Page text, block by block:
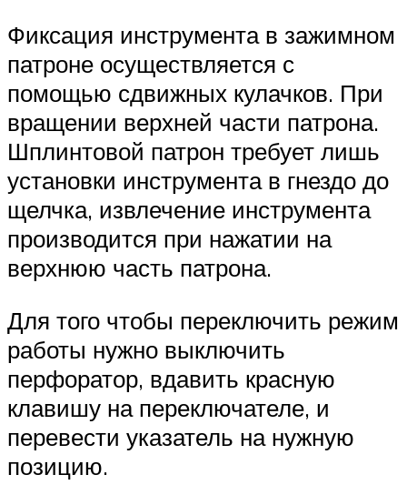
Фиксация инструмента в зажимном
патроне осуществляется с
помощью сдвижных кулачков. При
вращении верхней части патрона.
Шплинтовой патрон требует лишь
установки инструмента в гнездо до
щелчка, извлечение инструмента
производится при нажатии на
верхнюю часть патрона.
Для того чтобы переключить режим
работы нужно выключить
перфоратор, вдавить красную
клавишу на переключателе, и
перевести указатель на нужную
позицию.